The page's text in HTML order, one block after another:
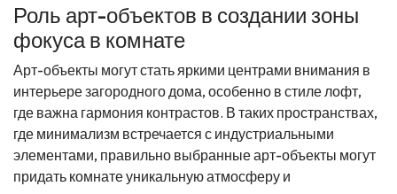
Роль арт-объектов в создании зоны
фокуса в комнате
Арт-объекты могут стать яркими центрами внимания в
интерьере загородного дома, особенно в стиле лофт,
где важна гармония контрастов. В таких пространствах,
где минимализм встречается с индустриальными
элементами, правильно выбранные арт-объекты могут
придать комнате уникальную атмосферу и